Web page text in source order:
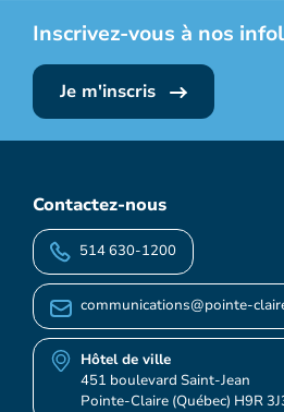
Inscrivez-vous à nos
Je m'inscris
Contactez-nous
514 630-1200
communications@pointe-
Hôtel de ville
451 boulevard Saint-Jean
Pointe-Claire (Québec) H9R